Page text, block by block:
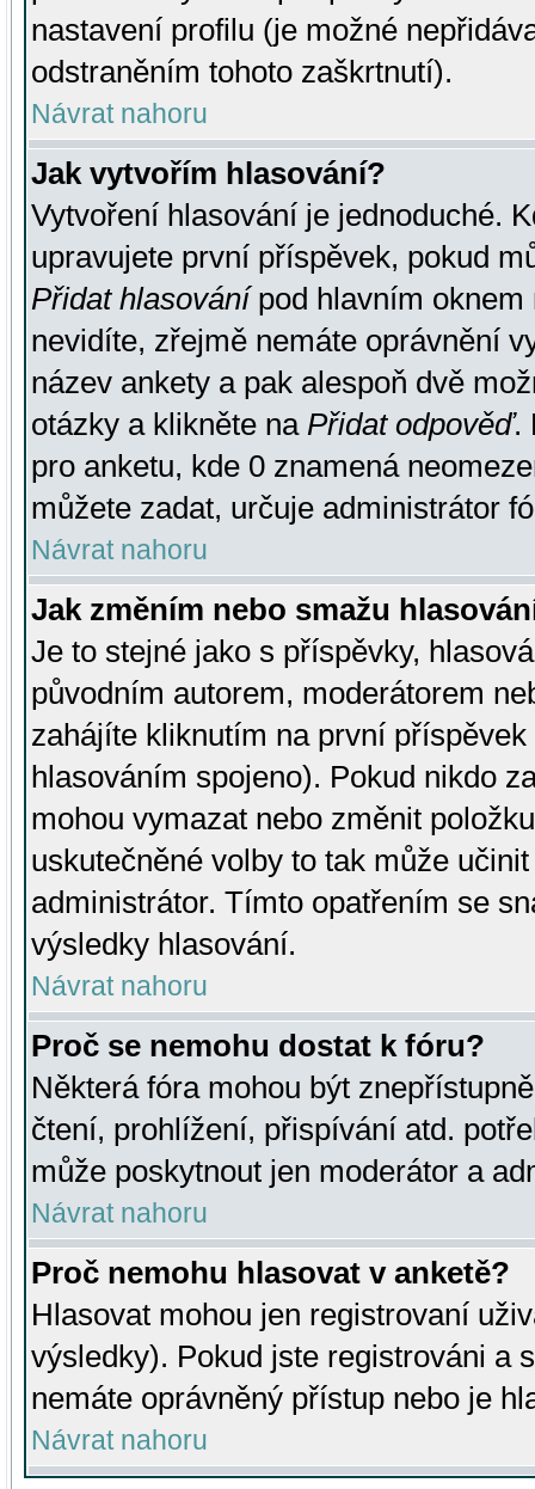
nastavení profilu (je možné
odstraněním tohoto zaškrtnutí).
Návrat nahoru
Jak vytvořím hlasování?
Vytvoření hlasování je jednoduché.
upravujete první příspěvek, pokud
Přidat hlasovánípod hlavním oknem
nevidíte, zřejmě nemáte oprávnění
název ankety a pak alespoň dvě
otázky a klikněte na Přidat odpověď.
pro anketu, kde 0 znamená
můžete zadat, určuje administrátor
Návrat nahoru
Jak změním nebo smažu
Je to stejné jako s příspěvky,
původním autorem, moderátorem
zahájíte kliknutím na první
hlasováním spojeno). Pokud nikdo
mohou vymazat nebo změnit
uskutečněné volby to tak může
administrátor. Tímto opatřením se
výsledky hlasování.
Návrat nahoru
Proč se nemohu dostat k fóru?
Některá fóra mohou být
čtení, prohlížení, přispívání atd.
může poskytnout jen moderátor a
Návrat nahoru
Proč nemohu hlasovat v anketě?
Hlasovat mohou jen registrovaní
výsledky). Pokud jste registrováni a
nemáte oprávněný přístup nebo je
Návrat nahoru